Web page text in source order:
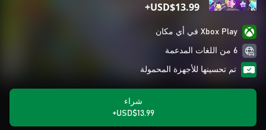
USD$13.99+
Xbox Play في أي مكان
6 من اللغات المدعمة
تم تحسينها للأجهزة المحمولة
شراء
USD$13.99+